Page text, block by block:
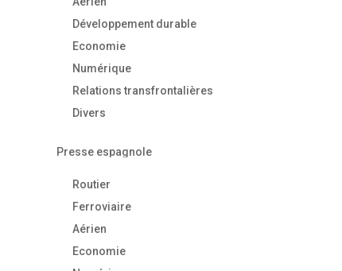
Développement durable
Economie
Numérique
Relations transfrontalières
Divers
Presse espagnole
Routier
Ferroviaire
Aérien
Economie